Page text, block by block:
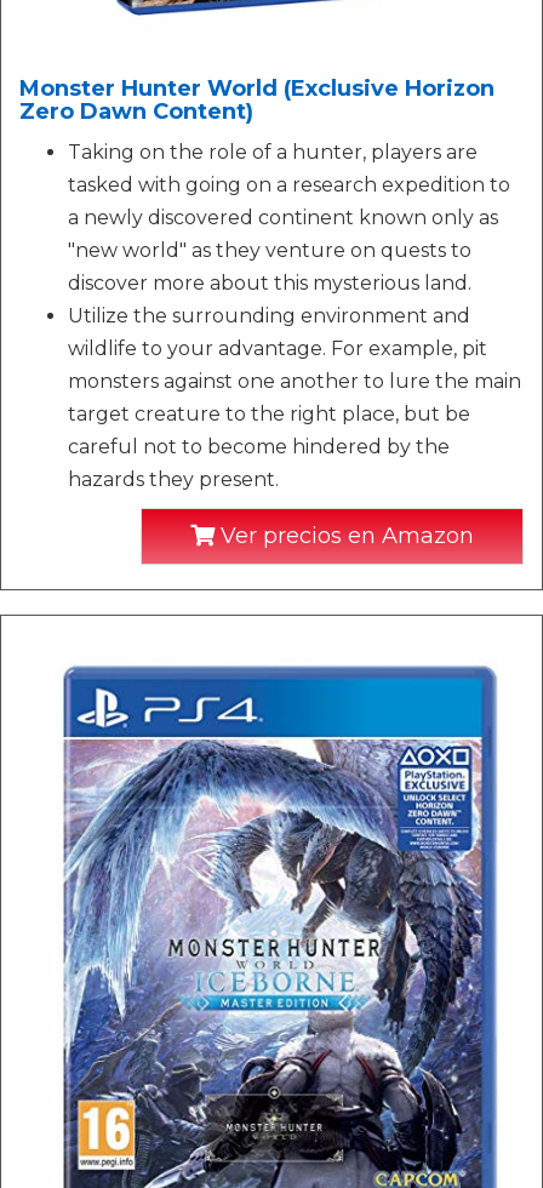
Monster Hunter World (Exclusive Horizon
Zero Dawn Content)
Taking on the role of a hunter, players are
tasked with going on a research expedition to
a newly discovered continent known only as
"new world" as they venture on quests to
discover more about this mysterious land.
Utilize the surrounding environment and
wildlife to your advantage. For example, pit
monsters against one another to lure the main
target creature to the right place, but be
careful not to become hindered by the
hazards they present.
Ver precios en Amazon